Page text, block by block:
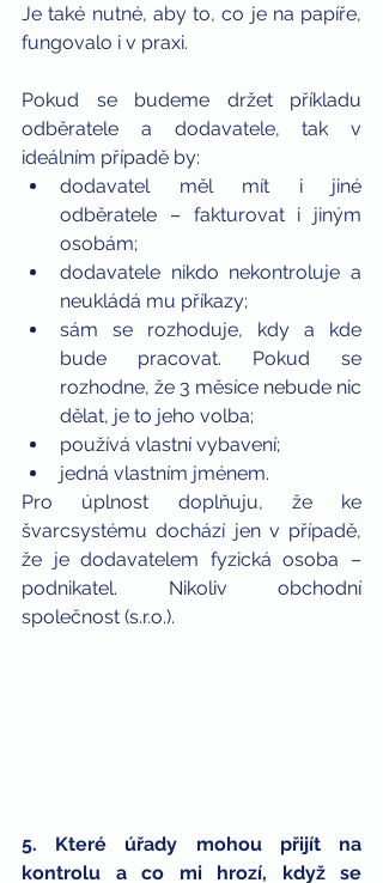
Je také nutné, aby to, co je na papíře,
fungovalo i v praxi.
Pokud se budeme držet příkladu
odběratele a dodavatele, tak v
ideálním případě by:
dodavatel měl mít i jiné
odběratele – fakturovat i jiným
osobám;
dodavatele nikdo nekontroluje a
neukládá mu příkazy;
sám se rozhoduje, kdy a kde
bude pracovat. Pokud se
rozhodne, že 3 měsíce nebude nic
dělat, je to jeho volba;
používá vlastní vybavení;
jedná vlastním jménem.
Pro úplnost doplňuju, že ke
švarcsystému dochází jen v případě,
že je dodavatelem fyzická osoba –
podnikatel. Nikoliv obchodní
společnost (s.r.o.).
5. Které úřady mohou přijít na
kontrolu a co mi hrozí, když se